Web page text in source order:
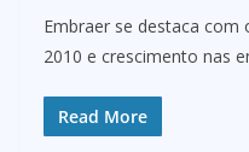
Embraer se destaca
2010 e crescimento nas
Read More